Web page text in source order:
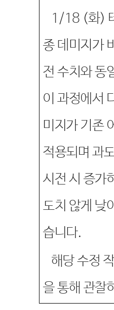
1/18 (화)
종 데미지가
전 수치와 동
이 과정에서
미지가 기존
적용되며 과
시전 시 증가
도치 않게 낮
습니다.
해당 수정
을 통해 관찰